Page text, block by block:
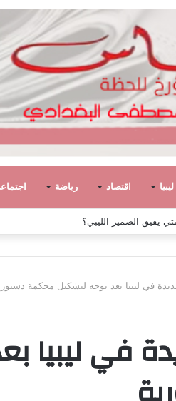
ليبيا اقتصاد رياضة
الأهلية لا تبني الأوطان. وتخلف الانقسام
في ليبيا بعد توجه لتشكيل محكمة
في ليبيا